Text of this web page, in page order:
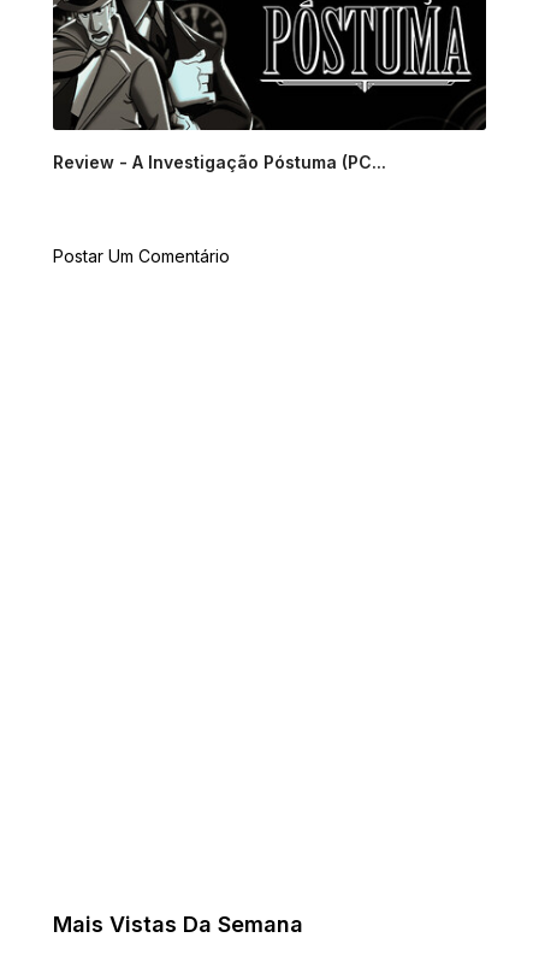
Review - A Investigação Póstuma (PC...
Postar Um Comentário
Mais Vistas Da Semana